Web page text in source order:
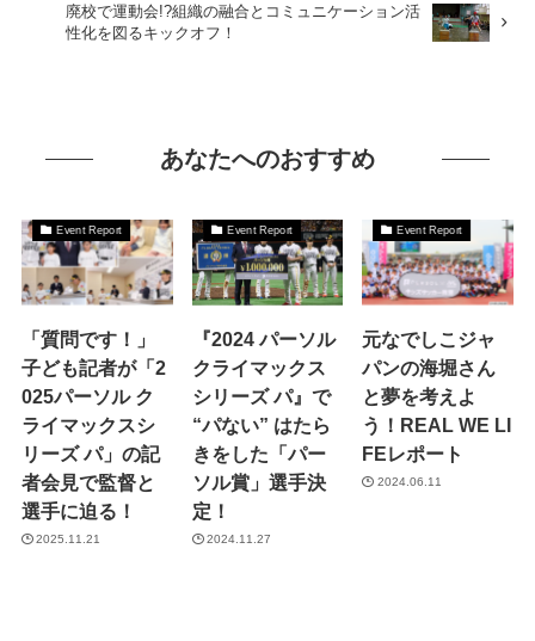
廃校で運動会!?組織の融合とコミュニケーション活
性化を図るキックオフ！
あなたへのおすすめ
Event Report
「質問です！」
子ども記者が「2
025パーソル ク
ライマックスシ
リーズ パ」の記
者会見で監督と
選手に迫る！
2025.11.21
Event Report
『2024 パーソル
クライマックス
シリーズ パ』で
“パない” はたら
きをした「パー
ソル賞」選手決
定！
2024.11.27
Event Report
元なでしこジャ
パンの海堀さん
と夢を考えよ
う！REAL WE LI
FEレポート
2024.06.11